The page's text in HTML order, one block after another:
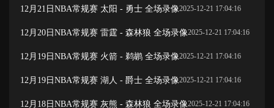
12月21日NBA常规赛 太阳 - 勇士 全场录像2025-12-21 17:04:16
12月20日NBA常规赛 雷霆 - 森林狼 全场录像2025-12-21 17:04:16
12月19日NBA常规赛 火箭 - 鹈鹕 全场录像2025-12-21 17:04:16
12月19日NBA常规赛 湖人 - 爵士 全场录像2025-12-21 17:04:16
12月18日NBA常规赛 灰熊 - 森林狼 全场录像2025-12-21 17:04:16